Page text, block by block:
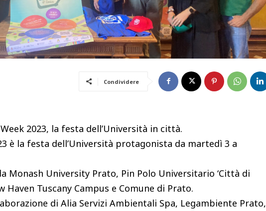
Condividere
2023, la festa dell’Università in città.
è la festa dell’Università protagonista da martedì 3 a
Monash University Prato, Pin Polo Universitario ‘Città di
Haven Tuscany Campus e Comune di Prato.
di Alia Servizi Ambientali Spa, Legambiente Prato,